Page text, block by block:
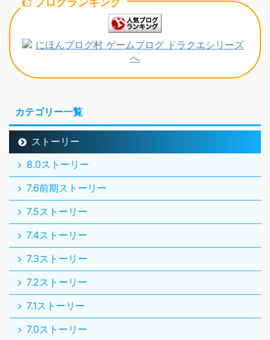
カテゴリー一覧
ストーリー
8.0ストーリー
7.6前期ストーリー
7.5ストーリー
7.4ストーリー
7.3ストーリー
7.2ストーリー
7.1ストーリー
7.0ストーリー